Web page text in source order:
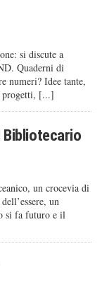
si discute a
Quaderni di
numeri? Idee tante,
progetti, [...]
Bibliotecario
un crocevia di
un
si fa futuro e il